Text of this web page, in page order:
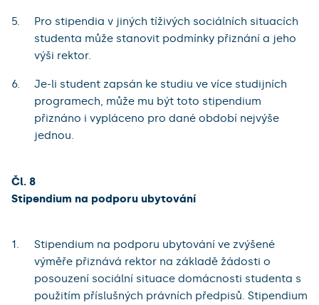
Pro stipendia v jiných tíživých sociálních situacích
studenta může stanovit podmínky přiznání a jeho
výši rektor.
Je-li student zapsán ke studiu ve více studijních
programech, může mu být toto stipendium
přiznáno i vypláceno pro dané období nejvýše
jednou.
Čl. 8
Stipendium na podporu ubytování
Stipendium na podporu ubytování ve zvýšené
výměře přiznává rektor na základě žádosti o
posouzení sociální situace domácnosti studenta s
použitím příslušných právních předpisů. Stipendium